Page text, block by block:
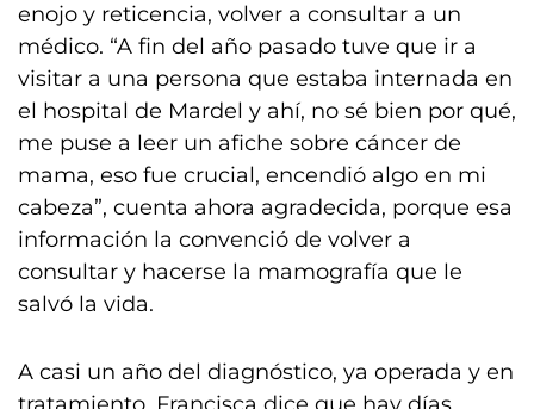
enojo y reticencia, volver a consultar a un
médico. “A fin del año pasado tuve que ir a
visitar a una persona que estaba internada en
el hospital de Mardel y ahí, no sé bien por qué,
me puse a leer un afiche sobre cáncer de
mama, eso fue crucial, encendió algo en mi
cabeza”, cuenta ahora agradecida, porque esa
información la convenció de volver a
consultar y hacerse la mamografía que le
salvó la vida.
A casi un año del diagnóstico, ya operada y en